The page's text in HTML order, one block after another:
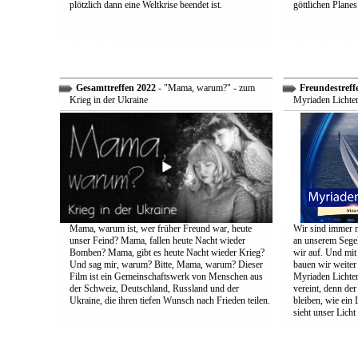
plötzlich dann eine Weltkrise beendet ist.
göttlichen
Gesamttreffen 2022- "Mama, warum?" - zum
Krieg in der Ukraine
Mama, warum ist, wer früher Freund war, heute
unser Feind? Mama, fallen heute Nacht wieder
Bomben? Mama, gibt es heute Nacht wieder Krieg?
Und sag mir, warum? Bitte, Mama, warum? Dieser
Film ist ein Gemeinschaftswerk von Menschen aus
der Schweiz, Deutschland, Russland und der
Ukraine, die ihren tiefen Wunsch nach Frieden teilen.
Myriaden
Wir sind immer
an unserem
wir auf. Und mit
bauen wir
Myriaden
vereint, denn
bleiben, wie ein
sieht unser